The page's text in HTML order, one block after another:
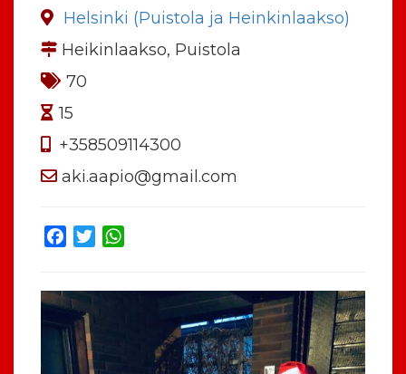
Helsinki (Puistola ja Heinkinlaakso)
Heikinlaakso, Puistola
70
15
+358509114300
aki.aapio@gmail.com
Facebook
Twitter